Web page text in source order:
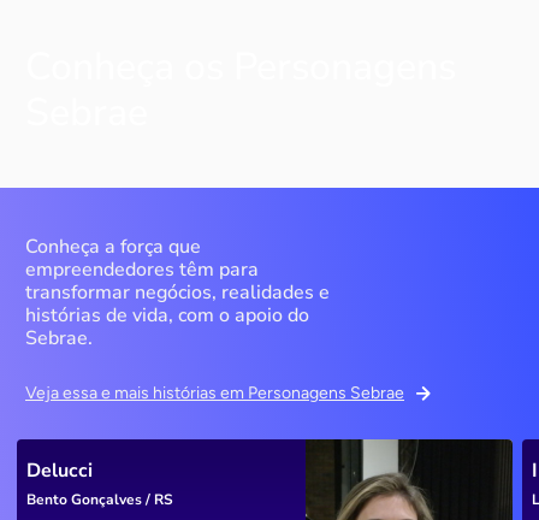
Conheça a força que
empreendedores têm para
transformar negócios, realidades e
histórias de vida, com o apoio do
Sebrae.
Veja essa e mais histórias em Personagens Sebrae
Delucci
Bento Gonçalves / RS